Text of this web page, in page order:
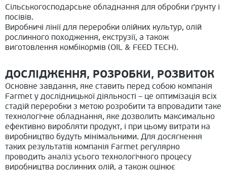
Сільськогосподарське обладнання для обробки ґрунту і
посівів.
Виробничі лінії для переробки олійних культур, олій
рослинного походження, екструзії, а також
виготовлення комбікормів (OIL & FEED TECH).
ДОСЛІДЖЕННЯ, РОЗРОБКИ, РОЗВИТОК
Основне завдання, яке ставить перед собою компанія
Farmet у дослідницької діяльності – це оптимізація всіх
стадій переробки з метою розробити та впровадити таке
технологічне обладнання, яке дозволить максимально
ефективно виробляти продукт, і при цьому витрати на
виробництво будуть мінімальними. Для досягнення
таких результатів компанія Farmet регулярно
проводить аналіз усього технологічного процесу
виробництва рослинних олій, а також оцінює